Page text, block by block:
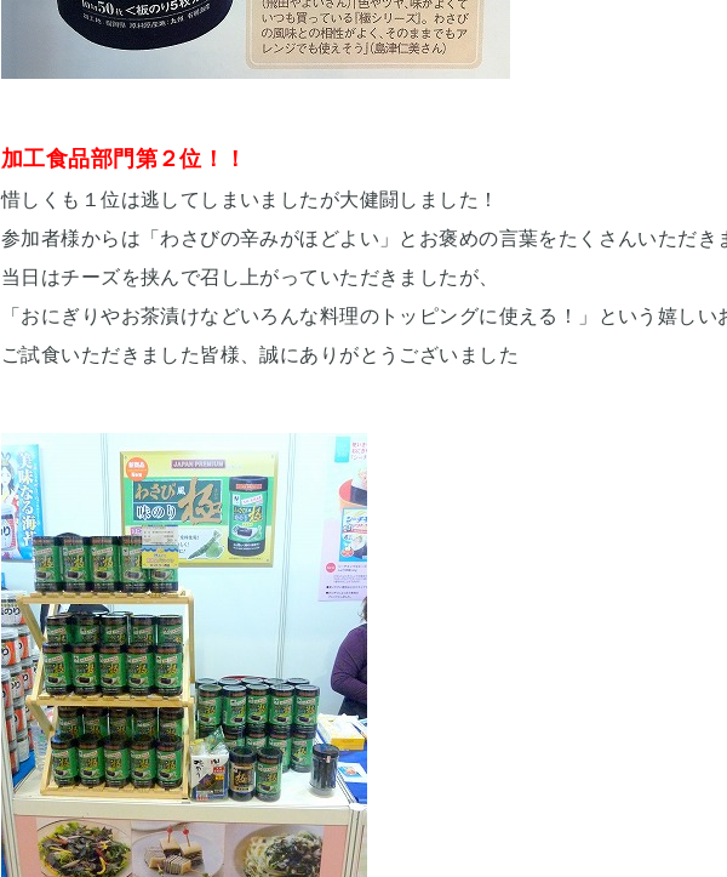
加工食品部門第２位！！
惜しくも１位は逃してしまいましたが大健闘しました！
参加者様からは「わさびの辛みがほどよい」とお褒めの言葉をたくさんいただき
当日はチーズを挟んで召し上がっていただきましたが、
「おにぎりやお茶漬けなどいろんな料理のトッピングに使える！」という嬉しい
ご試食いただきました皆様、誠にありがとうございました